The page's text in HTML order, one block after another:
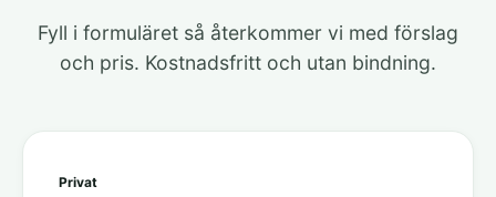
Fyll i formuläret så återkommer vi med förslag
och pris. Kostnadsfritt och utan bindning.
Privat